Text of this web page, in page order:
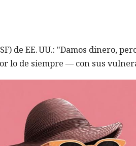
de EE. UU.: "Damos dinero,
lo de siempre — con sus